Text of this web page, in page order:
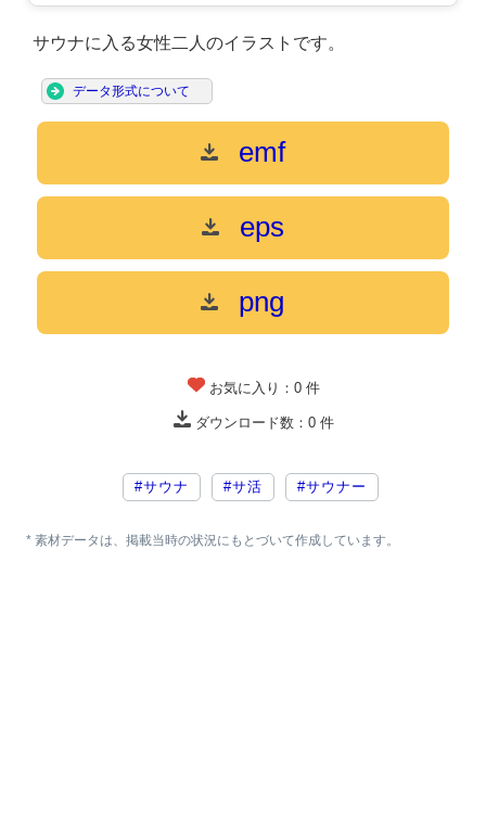
サウナに入る女性二人のイラストです。
データ形式について
emf
eps
png
お気に入り：0 件
ダウンロード数：0 件
#サウナ #サ活 #サウナー
* 素材データは、掲載当時の状況にもとづいて作成しています。